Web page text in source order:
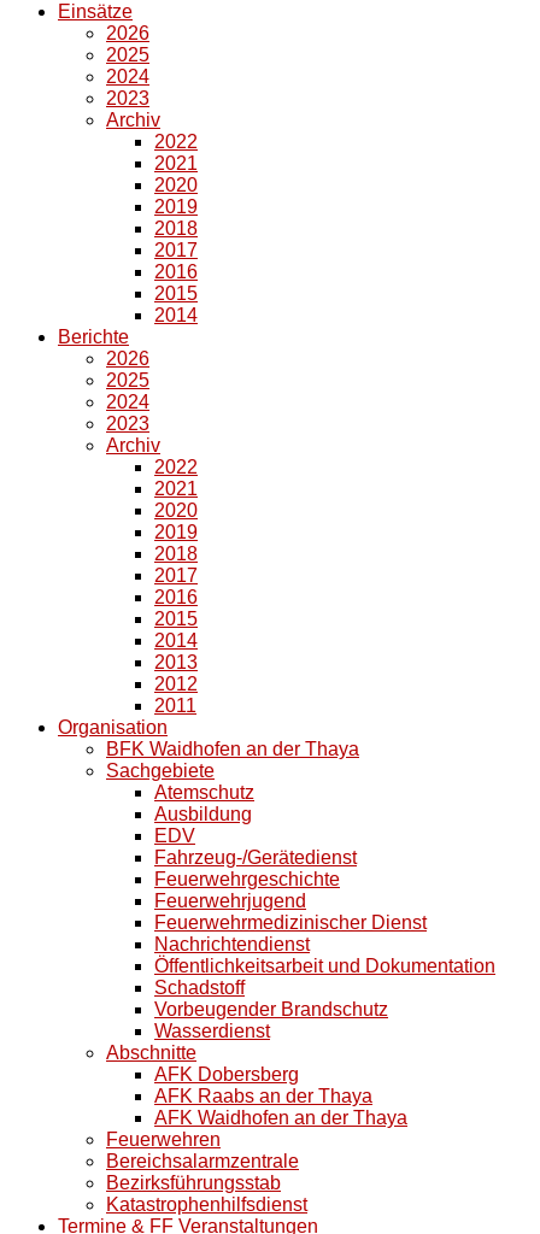
Einsätze
2026
2025
2024
2023
Archiv
2022
2021
2020
2019
2018
2017
2016
2015
2014
Berichte
2026
2025
2024
2023
Archiv
2022
2021
2020
2019
2018
2017
2016
2015
2014
2013
2012
2011
Organisation
BFK Waidhofen an der Thaya
Sachgebiete
Atemschutz
Ausbildung
EDV
Fahrzeug-/Gerätedienst
Feuerwehrgeschichte
Feuerwehrjugend
Feuerwehrmedizinischer Dienst
Nachrichtendienst
Öffentlichkeitsarbeit und Dokumentation
Schadstoff
Vorbeugender Brandschutz
Wasserdienst
Abschnitte
AFK Dobersberg
AFK Raabs an der Thaya
AFK Waidhofen an der Thaya
Feuerwehren
Bereichsalarmzentrale
Bezirksführungsstab
Katastrophenhilfsdienst
Termine & FF Veranstaltungen